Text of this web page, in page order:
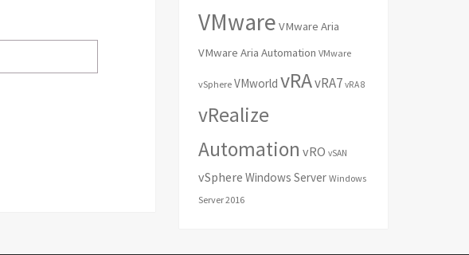
VMware VMware Aria
VMware Aria Automation VMware
vSphere VMworld vRAvRA7 vRA 8
vRealize
Automation vRO vSAN
vSphere Windows Server Windows
Server 2016